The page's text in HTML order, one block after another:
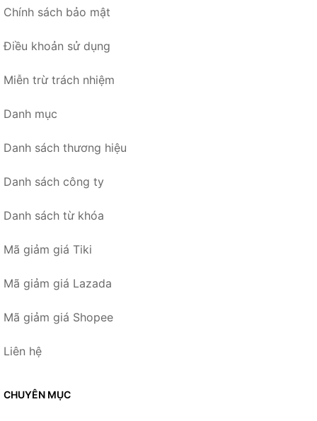
Chính sách bảo mật
Điều khoản sử dụng
Miễn trừ trách nhiệm
Danh mục
Danh sách thương hiệu
Danh sách công ty
Danh sách từ khóa
Mã giảm giá Tiki
Mã giảm giá Lazada
Mã giảm giá Shopee
Liên hệ
CHUYÊN MỤC